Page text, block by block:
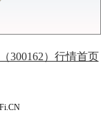
300162）行情首页